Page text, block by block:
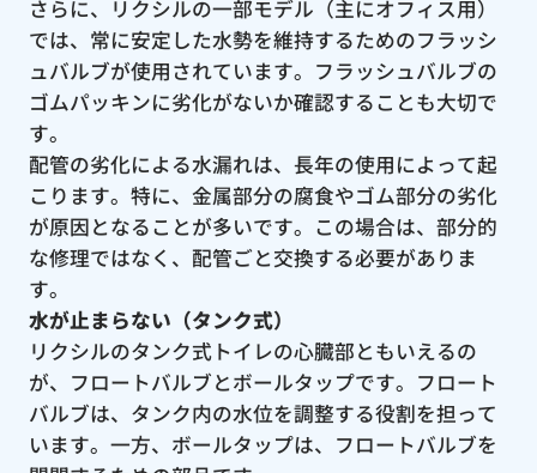
さらに、リクシルの一部モデル（主にオフィス用）
では、常に安定した水勢を維持するためのフラッシ
ュバルブが使用されています。フラッシュバルブの
ゴムパッキンに劣化がないか確認することも大切で
す。
配管の劣化による水漏れは、長年の使用によって起
こります。特に、金属部分の腐食やゴム部分の劣化
が原因となることが多いです。この場合は、部分的
な修理ではなく、配管ごと交換する必要がありま
す。
水が止まらない（タンク式）
リクシルのタンク式トイレの心臓部ともいえるの
が、フロートバルブとボールタップです。フロート
バルブは、タンク内の水位を調整する役割を担って
います。一方、ボールタップは、フロートバルブを